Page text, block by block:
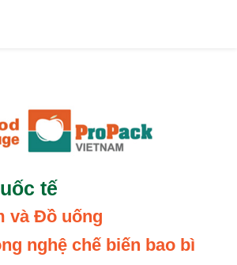
tế
và Đồ uống
nghệ chế biến bao bì